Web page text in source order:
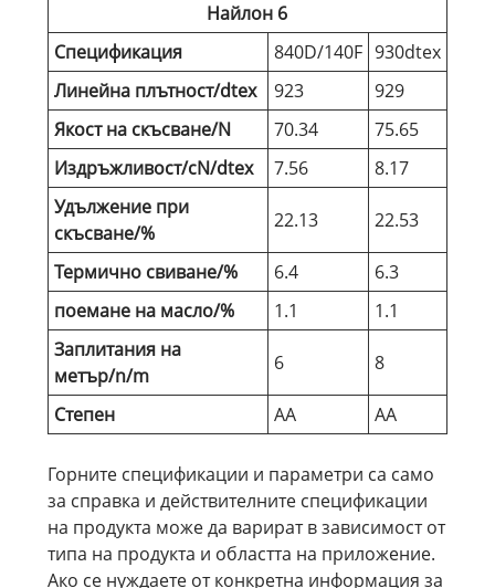
Найлон 6
Спецификация
840D/140F 930dtex
Линейна плътност/dtex
923
929
Якост на скъсване/N
70.34
75.65
Издръжливост/cN/dtex
7.56
8.17
Удължение при
скъсване/%
22.13 22.53
Термично свиване/% 6.4
6.3
поемане на масло/%
1.1
1.1
Заплитания на
метър/n/m
6 8
Степен АА АА
Горните спецификации и параметри са само
за справка и действителните спецификации
на продукта може да варират в зависимост от
типа на продукта и областта на приложение.
Ако се нуждаете от конкретна информация за